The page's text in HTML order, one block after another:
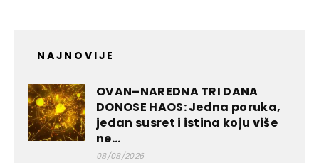
NAJNOVIJE
OVAN–NAREDNA TRI DANA
DONOSE HAOS: Jedna poruka,
jedan susret i istina koju više
ne...
08/08/2026